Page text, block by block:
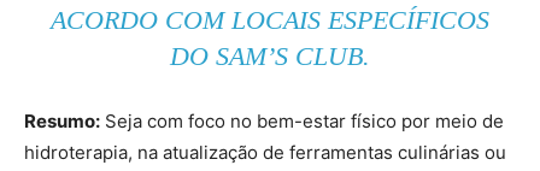
ACORDO COM LOCAIS ESPECÍFICOS
DO SAM’S CLUB.
Resumo: Seja com foco no bem-estar físico por meio de
hidroterapia, na atualização de ferramentas culinárias ou